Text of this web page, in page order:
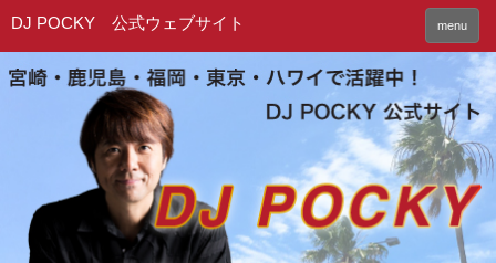
menu
DJ POCKY 公式ウェブサイト